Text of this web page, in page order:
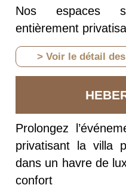
Nos espaces
entièrement
> Voir le détail
Prolongez
privatisant la villa
dans un havre de
confort